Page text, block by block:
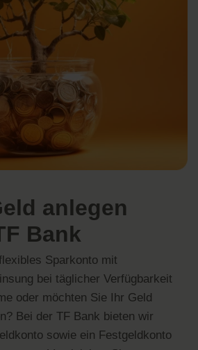
anlegen
Bank
Sparkonto mit
bei täglicher Verfügbarkeit
oder möchten Sie Ihr Geld
Bei der TF Bank bieten wir
sowie ein Festgeldkonto